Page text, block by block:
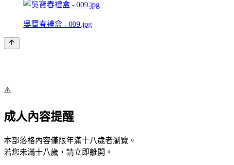
吳寶春禮盒 - 009.jpg
⚠️
成人內容提醒
本部落格內容僅限年滿十八歲者瀏覽。
若您未滿十八歲，請立即離開。